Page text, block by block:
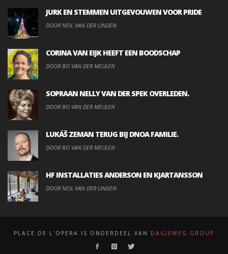
JURK EN STEMMEN UITGEVOUWEN VOOR PRIDE
DOOR NEIL VAN DER LINDEN
CORINA VAN EIJK HEEFT EEN BOODSCHAP
DOOR BO VAN DER MEULEN
SOPRAAN NELLY VAN DER SPEK OVERLEDEN.
DOOR BO VAN DER MEULEN
LUKÁŠ ZEMAN TERUG BIJ DNOA FAMILIE.
DOOR BO VAN DER MEULEN
HF INSTALLATIES ANDERSON EN KJARTANSSON
DOOR NEIL VAN DER LINDEN
PLACE DE L'OPERA IS ONDERDEEL VAN DAGJEWEG.GROUP